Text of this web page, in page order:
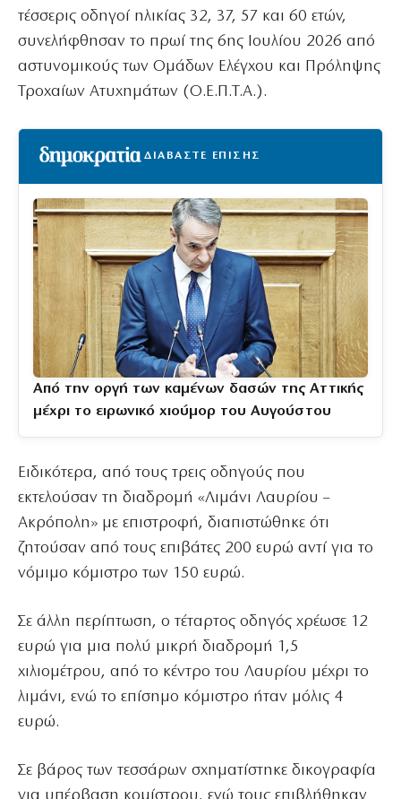
τέσσερις οδηγοί ηλικίας 32, 37, 57 και 60 ετών,
συνελήφθησαν το πρωί της 6ης Ιουλίου 2026 από
αστυνομικούς των Ομάδων Ελέγχου και Πρόληψης
Τροχαίων Ατυχημάτων (Ο.Ε.Π.Τ.Α.).
ΔΙΑΒΑΣΤΕ ΕΠΙΣΗΣ
Από την οργή των καμένων δασών της Αττικής
μέχρι το ειρωνικό χιούμορ του Αυγούστου
Ειδικότερα, από τους τρεις οδηγούς που
εκτελούσαν τη διαδρομή «Λιμάνι Λαυρίου –
Ακρόπολη» με επιστροφή, διαπιστώθηκε ότι
ζητούσαν από τους επιβάτες 200 ευρώ αντί για το
νόμιμο κόμιστρο των 150 ευρώ.
Σε άλλη περίπτωση, ο τέταρτος οδηγός χρέωσε 12
ευρώ για μια πολύ μικρή διαδρομή 1,5
χιλιομέτρου, από το κέντρο του Λαυρίου μέχρι το
λιμάνι, ενώ το επίσημο κόμιστρο ήταν μόλις 4
ευρώ.
Σε βάρος των τεσσάρων σχηματίστηκε δικογραφία
για υπέρβαση κομίστρου, ενώ τους επιβλήθηκαν